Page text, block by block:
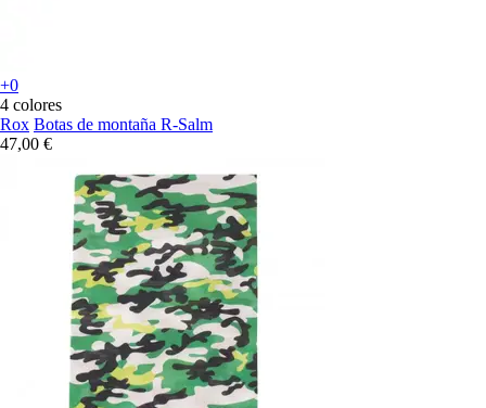
+0
4 colores
Rox Botas de montaña R-Salm
47,00 €